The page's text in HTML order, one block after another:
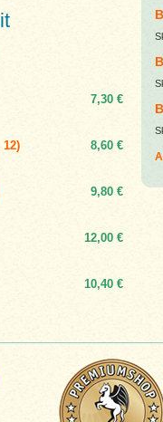
7,30 €
8,60 €
9,80 €
12,00 €
10,40 €